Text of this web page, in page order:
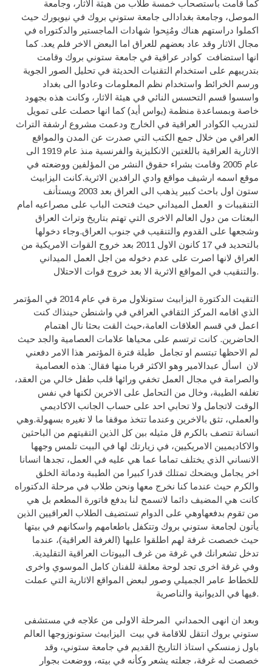
كما قامت باستصحاب خمسة طلاب من هيثة الاثار، وجامعة
الموصل، وجامعة بغدادالى جامعة ستوني بروك في نيويورك حيث
اكملوا دراستهم هناك ومُنِحوا شهادات الماجستير والدكتوراه في
مجال الاثار وقد عاد بعضهم للعراق اما البعض الاخر فلم يعد. كما
انها استضافت كوادر عراقية في جامعة ستوني بروك وقامت
بتدريبهم على استخدام التقنيات الحديثة في تحليل الصور الجوية
ورسم الخرائط واستخدام نظم المعلومات وعادوا الى بغداد
واسسوا قسم التحسس النائي في هيئة الاثار، وكانت هذه بجهود
خاصة وبمساعدة منظمة (يواس أيد) كما انها حصلت على تمويل
لتدريب الكوادر العراقية في الخارج ودعمت مشروع ارشفة التراث
العراقي من خلال جمع الكتب التي صدرت عن المدن والمواقع
الاثارية العراقية باللغتين الانكليزية والفرنسية منذ عام 1919 الى
عام 2005 وقامت بشراء حقوق النشر من المؤلفين ووضعته في
موقع اسمه ارشيف مواقع وادي الرافدين الاثرية.كانت اليزابيث
ستون اول باحث كبير يذهب الى العراق بعد 2003 ويستأنف
التنقيبات و العمل الميداني حيث فتحت الباب على مصراعيه امام
البعثات من دول العالم الاخرى التي تهتم بتاريخ وتراث العراق
وشجعها على القدوم والتنقيب في جنوب العراق.وجاء دخولها
بالتحديد في 17 كانون الاول 2011 بعد خروج القوات الامريكية من
العراق لانها اصرت على عدم دخوله من اجل العمل الميداني
والتنقيب في المواقع الاثرية الا بعد خروج قوات الاحتلال.
التقيت الدكتورة اليزابيث ستونلاول مرة في عام 2014 في المؤتمر
الذي اقامه المركز الثقافي العراقي في واشنطن حينذاك كنت
اعمل في قسم العلاقات العامة،حيث القت بحثا نال اهتمام
الحاضرين. كانت ترتسم على محياها علامات العصامية والجد حيث
لم الاحظها تبتسم او تجامل طيلة فترة المؤتمر هذا الامر دفعني
لان اسأل عبدالامير وهو الاكثر قربا منها فقال: هذه العصامية
والصرامة في مجال العمل تخفي ورائها قلب طفل خالي من العقد،
تغلفه الطيبة، وخال من التحامل على الاخرين لكنها في نفس
الوقت لاتجامل ولا تحابي احد على حساب الجانب الاكاديمي
والعملي، تثق بالاخرين وعندما تتخذ موقفا ما لا تغيره بسهولة.وهي
انسانة تتصف بالكرم قل مثيله بين كل الذين التقيتهم من الباحثين
والاكاديميين الامريكيين، في زيارتك لها في البيت تلمس وجهها
الانساني الذي يختلف تماما عما هي عليه في العمل، تجدها انسانا
اخر يجامل ويضحك تمتلك قدرا كبيرا من الطيبة ودماثة الخلق
والكرم حيث عندما كنا نخرج معها ونحن طلاب في مرحلة الدكتوراه
كانت هي المضيف دائما لاتسمح لنا بدفع فاتورة المطعم بل هي
من تقوم بدفعهاوهي على الدوام تستضيف الطلاب العراقيين الذين
يأتون لجامعة ستوني بروك وتتكفل باطعامهم واسكانهم في بيتها
حيث خصصت غرفة لهم اطلقوا عليها (الغرفة العراقية)، عندما
تدخل تشعرانك في غرفة من غرف البيوتات العراقية التقليدية.
وفي غرفة اخرى تجد لوحة معلقة للفنان كامل الموسوي واخرى
للخطاط عامر الجميلي وصور لبعض المواقع الاثارية التي عملت
فيها في الديوانية والناصرية.
وبعد ان انهى الحمداني المرحلة الاولى من علاجه في مستشفى
ستوني بروك انتقل للاقامة في بيت اليزابيث ستونوزوجها العالم
باول زمنسكي استاذ التاريخ القديم في جامعة ستوني، وقد
خصصت له غرفة، جعلته يشعر وكأنه في بيته، ووضعت بجوار